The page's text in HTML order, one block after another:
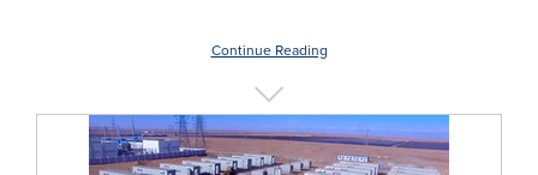
Continue Reading